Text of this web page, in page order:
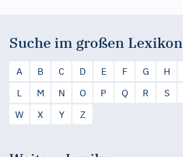
Suche im großen Lexikon
A B C D E F G H
L
M N O P Q R S
W
X Y Z